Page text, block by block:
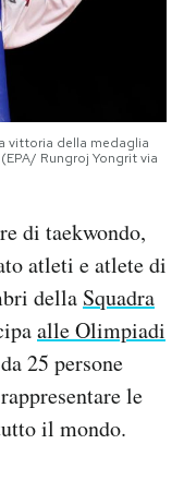
vittoria della medaglia
Rungroj Yongrit via
di taekwondo,
atleti e atlete di
della Squadra
alle Olimpiadi
25 persone
le
il mondo.